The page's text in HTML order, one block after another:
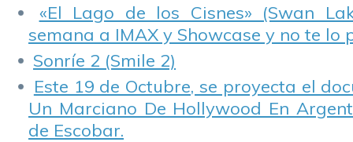
«El Lago de los Cisnes» (Swan
semana a IMAX y Showcase y no te lo
Sonríe 2 (Smile 2)
Este 19 de Octubre, se proyecta el
Un Marciano De Hollywood En
de Escobar.